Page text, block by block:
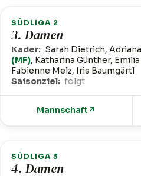
SÜDLIGA 2
3. Damen
Kader: Sarah Dietrich,
(MF), Katharina Günther,
Fabienne Melz, Iris Baumgärtl
Saisonziel: folgt
Mannschaft ↗
SÜDLIGA 3
4. Damen